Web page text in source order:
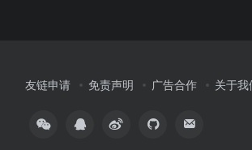
友链申请 免责声明 广告合作 关于我